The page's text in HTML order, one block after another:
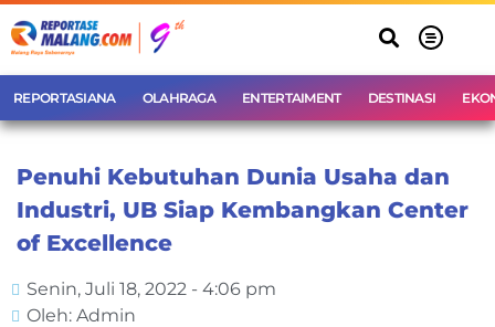
REPORTASIANA OLAHRAGA ENTERTAIMENT DESTINASI
Penuhi Kebutuhan Dunia Usaha dan
Industri, UB Siap Kembangkan Center
of Excellence
Senin, Juli 18, 2022 - 4:06 pm
Oleh: Admin